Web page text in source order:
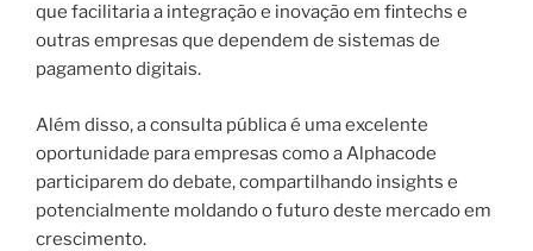
que facilitaria a integração e inovação em fintechs e
outras empresas que dependem de sistemas de
pagamento digitais.
Além disso, a consulta pública é uma excelente
oportunidade para empresas como a Alphacode
participarem do debate, compartilhando insights e
potencialmente moldando o futuro deste mercado em
crescimento.